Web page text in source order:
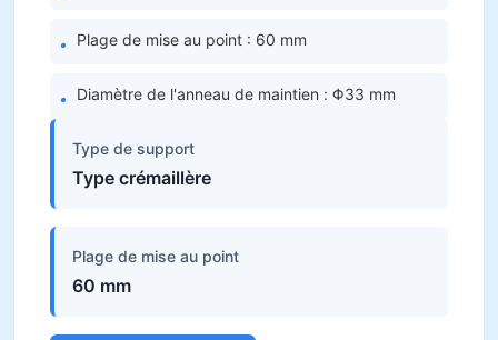
• Plage de mise au point : 60 mm
• Diamètre de l'anneau de maintien : Φ33 mm
Type de support
Type crémaillère
Plage de mise au point
60 mm